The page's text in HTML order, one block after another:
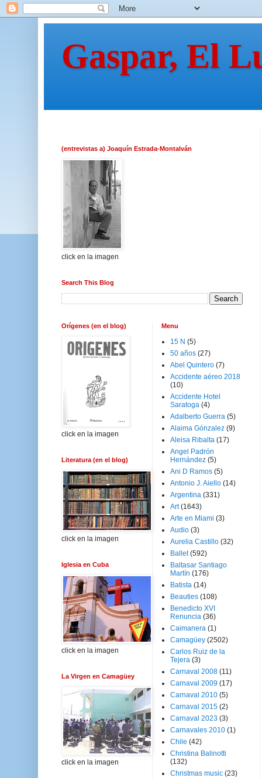
Gaspar, El
(entrevistas a) Joaquín Estrada-Montalván
click en la imagen
Search This Blog
Orígenes (en el blog)
click en la imagen
Literatura (en el blog)
click en la imagen
Iglesia en Cuba
click en la imagen
La Virgen en Camagüey
click en la imagen
Menu
15 N (5)
50 años (27)
Abel Quintero (7)
Accidente aéreo 2018
(10)
Accidente Hotel
Saratoga (4)
Adalberto Guerra (5)
Alaima Gónzalez (9)
Aleisa Ribalta (17)
Angel Padrón
Hernández (5)
Ani D Ramos (5)
Antonio J. Aiello (14)
Argentina (331)
Art (1643)
Arte en Miami (3)
Audio (3)
Aurelia Castillo (32)
Ballet (592)
Baltasar Santiago
Martín (176)
Batista (14)
Beauties (108)
Benedicto XVI
Renuncia (36)
Caimanera (1)
Camagüey (2502)
Carlos Ruiz de la
Tejera (3)
Carnaval 2008 (11)
Carnaval 2009 (17)
Carnaval 2010 (5)
Carnaval 2015 (2)
Carnaval 2023 (3)
Carnavales 2010 (1)
Chile (42)
Christina Balinotti
(132)
Christmas music (23)